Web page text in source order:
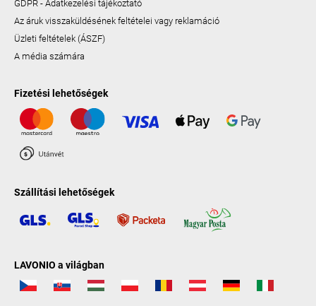
GDPR - Adatkezelési tájékoztató
Az áruk visszaküldésének feltételei vagy reklamáció
Üzleti feltételek (ÁSZF)
A média számára
Fizetési lehetőségek
Szállítási lehetőségek
LAVONIO a világban